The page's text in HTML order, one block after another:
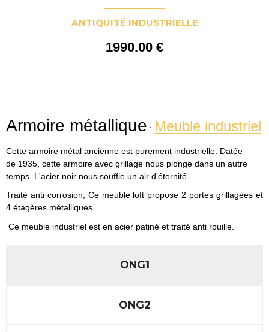
ANTIQUITÉ INDUSTRIELLE
1990.00 €
Armoire métallique : Meuble industriel
Cette armoire métal ancienne est purement industrielle. Datée
de 1935, cette armoire avec grillage nous plonge dans un autre
temps. L'acier noir nous souffle un air d'éternité.
Traité anti corrosion, Ce meuble loft propose 2 portes grillagées et
4 étagères métalliques.
Ce meuble industriel est en acier patiné et traité anti rouille.
ONG1
ONG2